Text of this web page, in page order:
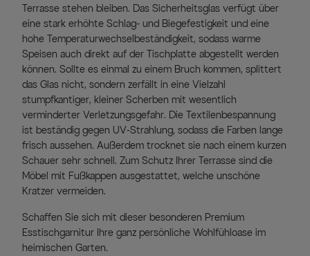
Terrasse stehen bleiben. Das Sicherheitsglas verfügt über
eine stark erhöhte Schlag- und Biegefestigkeit und eine
hohe Temperaturwechselbeständigkeit, sodass warme
Speisen auch direkt auf der Tischplatte abgestellt werden
können. Sollte es einmal zu einem Bruch kommen, splittert
das Glas nicht, sondern zerfällt in eine Vielzahl
stumpfkantiger, kleiner Scherben mit wesentlich
verminderter Verletzungsgefahr. Die Textilenbespannung
ist beständig gegen UV-Strahlung, sodass die Farben lange
frisch aussehen. Außerdem trocknet sie nach einem kurzen
Schauer sehr schnell. Zum Schutz Ihrer Terrasse sind die
Möbel mit Fußkappen ausgestattet, welche unschöne
Kratzer vermeiden.
Schaffen Sie sich mit dieser besonderen Premium
Esstischgarnitur Ihre ganz persönliche Wohlfühloase im
heimischen Garten.